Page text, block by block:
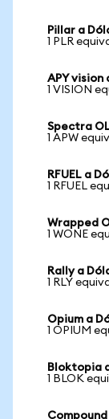
Pillar a
1 PLR
APY
1 VISION
Spectra
1 APW
RFUEL a
1 RFUEL
Wrapped
1 WONE
Rally a
1 RLY
Opium a
1 OPIUM
Bloktopia
1 BLOK